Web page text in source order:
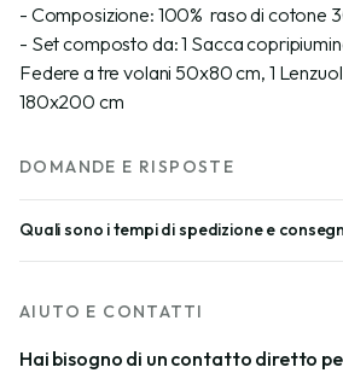
- Composizione: 100% raso di cotone
- Set composto da: 1 Sacca
Federe a tre volani 50x80 cm, 1
180x200 cm
DOMANDE E RISPOSTE
Quali sono i tempi di spedizione e
AIUTO E CONTATTI
Hai bisogno di un contatto diretto